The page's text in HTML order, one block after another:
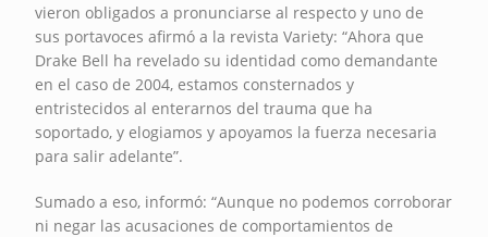
vieron obligados a pronunciarse al respecto y uno de
sus portavoces afirmó a la revista Variety: “Ahora que
Drake Bell ha revelado su identidad como demandante
en el caso de 2004, estamos consternados y
entristecidos al enterarnos del trauma que ha
soportado, y elogiamos y apoyamos la fuerza necesaria
para salir adelante”.
Sumado a eso, informó: “Aunque no podemos corroborar
ni negar las acusaciones de comportamientos de